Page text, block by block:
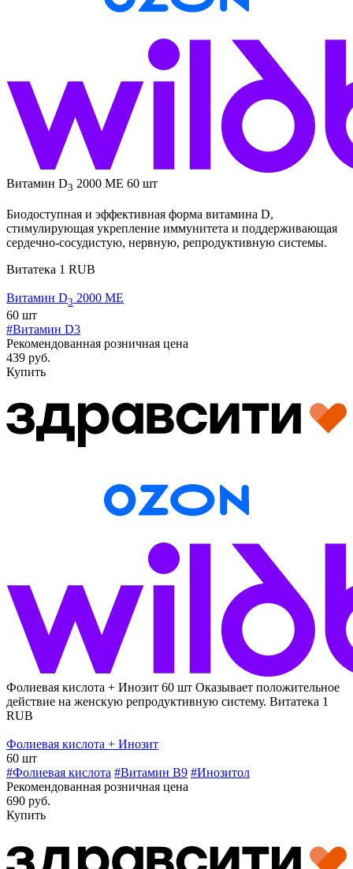
Витамин D3 2000 МЕ 60 шт
Биодоступная и эффективная форма витамина D,
стимулирующая укрепление иммунитета и поддерживающая
сердечно-сосудистую, нервную, репродуктивную системы.
Витатека 1 RUB
Витамин D3 2000 МЕ
60 шт
#Витамин D3
Рекомендованная розничная цена
439 руб.
Купить
Фолиевая кислота + Инозит 60 шт Оказывает положительное
действие на женскую репродуктивную систему. Витатека 1
RUB
Фолиевая кислота + Инозит
60 шт
#Фолиевая кислота #Витамин B9 #Инозитол
Рекомендованная розничная цена
690 руб.
Купить